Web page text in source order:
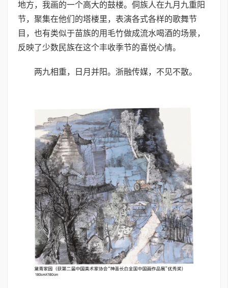
地方，我画的一个高大的鼓楼。侗族人在九月九重阳
节，聚集在他们的塔楼里，表演各式各样的歌舞节
目，也有类似于苗族的用毛竹做成流水喝酒的场景，
反映了少数民族在这个丰收季节的喜悦心情。
两九相重，日月并阳。浙融传媒，不见不散。